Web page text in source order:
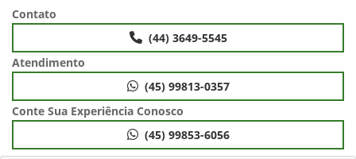
Contato
(44) 3649-5545
Atendimento
(45) 99813-0357
Conte Sua Experiência Conosco
(45) 99853-6056